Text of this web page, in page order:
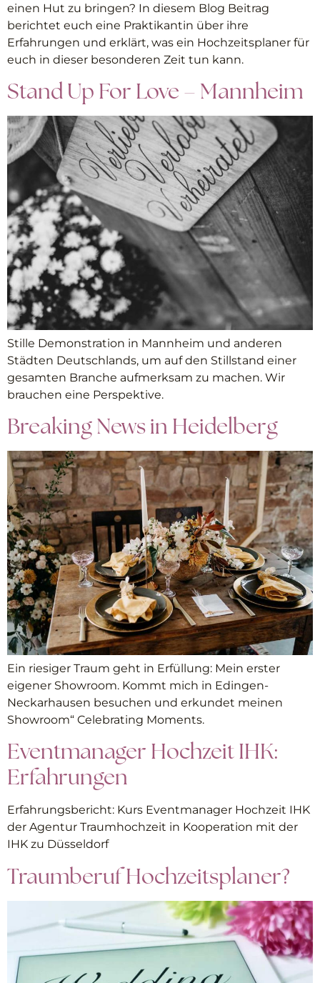
einen Hut zu bringen? In diesem Blog Beitrag
berichtet euch eine Praktikantin über ihre
Erfahrungen und erklärt, was ein Hochzeitsplaner für
euch in dieser besonderen Zeit tun kann.
Stand Up For Love – Mannheim
Stille Demonstration in Mannheim und anderen
Städten Deutschlands, um auf den Stillstand einer
gesamten Branche aufmerksam zu machen. Wir
brauchen eine Perspektive.
Breaking News in Heidelberg
Ein riesiger Traum geht in Erfüllung: Mein erster
eigener Showroom. Kommt mich in Edingen-
Neckarhausen besuchen und erkundet meinen
Showroom“ Celebrating Moments.
Eventmanager Hochzeit IHK:
Erfahrungen
Erfahrungsbericht: Kurs Eventmanager Hochzeit IHK
der Agentur Traumhochzeit in Kooperation mit der
IHK zu Düsseldorf
Traumberuf Hochzeitsplaner?